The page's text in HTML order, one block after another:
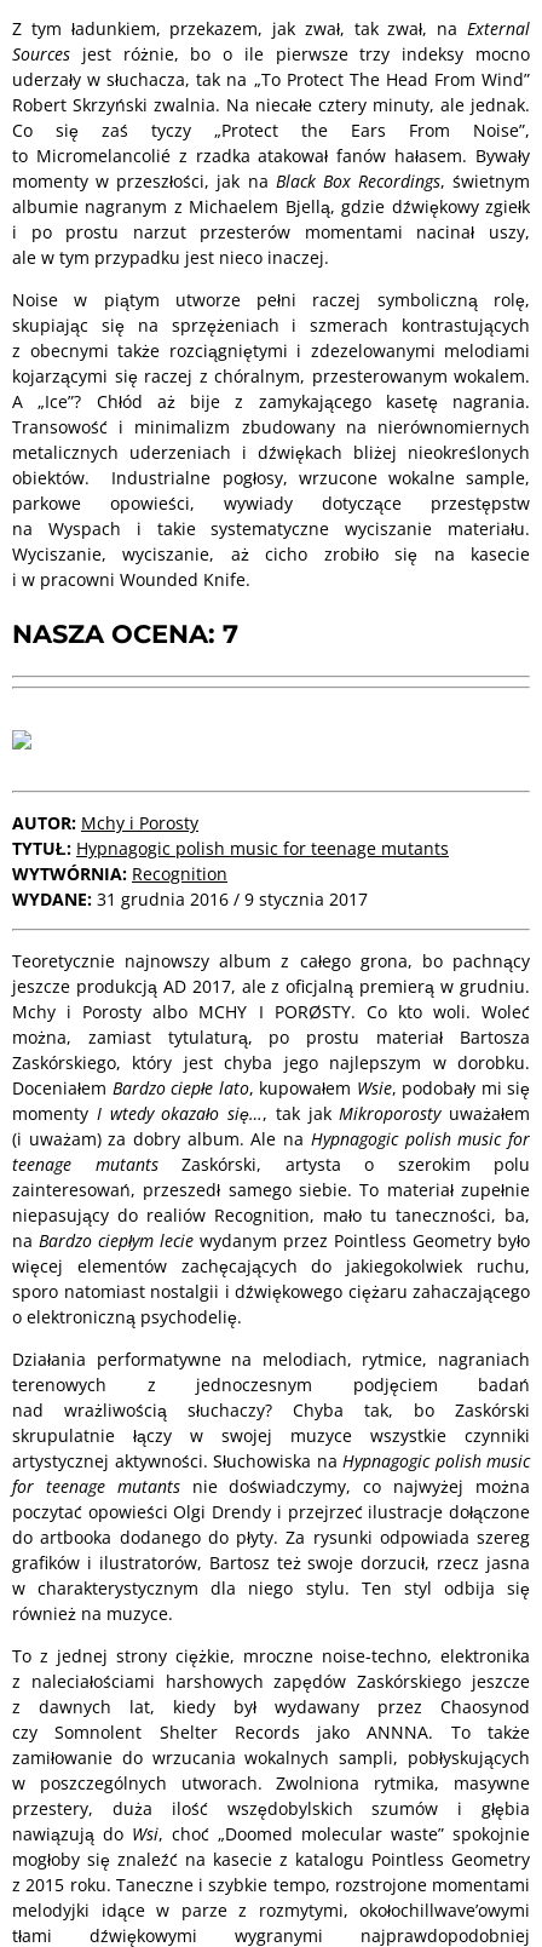
Z tym ładunkiem, przekazem, jak zwał, tak zwał, na External
Sources jest różnie, bo o ile pierwsze trzy indeksy mocno
uderzały w słuchacza, tak na „To Protect The Head From Wind”
Robert Skrzyński zwalnia. Na niecałe cztery minuty, ale jednak.
Co się zaś tyczy „Protect the Ears From Noise”,
to Micromelancolié z rzadka atakował fanów hałasem. Bywały
momenty w przeszłości, jak na Black Box Recordings, świetnym
albumie nagranym z Michaelem Bjellą, gdzie dźwiękowy zgiełk
i po prostu narzut przesterów momentami nacinał uszy,
ale w tym przypadku jest nieco inaczej.
Noise w piątym utworze pełni raczej symboliczną rolę,
skupiając się na sprzężeniach i szmerach kontrastujących
z obecnymi także rozciągniętymi i zdezelowanymi melodiami
kojarzącymi się raczej z chóralnym, przesterowanym wokalem.
A „Ice”? Chłód aż bije z zamykającego kasetę nagrania.
Transowość i minimalizm zbudowany na nierównomiernych
metalicznych uderzeniach i dźwiękach bliżej nieokreślonych
obiektów. Industrialne pogłosy, wrzucone wokalne sample,
parkowe opowieści, wywiady dotyczące przestępstw
na Wyspach i takie systematyczne wyciszanie materiału.
Wyciszanie, wyciszanie, aż cicho zrobiło się na kasecie
i w pracowni Wounded Knife.
NASZA OCENA: 7
AUTOR: Mchy i Porosty
TYTUŁ: Hypnagogic polish music for teenage mutants
WYTWÓRNIA: Recognition
WYDANE: 31 grudnia 2016 / 9 stycznia 2017
Teoretycznie najnowszy album z całego grona, bo pachnący
jeszcze produkcją AD 2017, ale z oficjalną premierą w grudniu.
Mchy i Porosty albo MCHY I PORØSTY. Co kto woli. Woleć
można, zamiast tytulaturą, po prostu materiał Bartosza
Zaskórskiego, który jest chyba jego najlepszym w dorobku.
Doceniałem Bardzo ciepłe lato, kupowałem Wsie, podobały mi się
momenty I wtedy okazało się…, tak jakMikroporostyuważałem
(i uważam) za dobry album. Ale na Hypnagogic polish music for
teenage mutants Zaskórski, artysta o szerokim polu
zainteresowań, przeszedł samego siebie. To materiał zupełnie
niepasujący do realiów Recognition, mało tu taneczności, ba,
na Bardzo ciepłym lecie wydanym przez Pointless Geometry było
więcej elementów zachęcających do jakiegokolwiek ruchu,
sporo natomiast nostalgii i dźwiękowego ciężaru zahaczającego
o elektroniczną psychodelię.
Działania performatywne na melodiach, rytmice, nagraniach
terenowych z jednoczesnym podjęciem badań
nad wrażliwością słuchaczy? Chyba tak, bo Zaskórski
skrupulatnie łączy w swojej muzyce wszystkie czynniki
artystycznej aktywności. Słuchowiska na Hypnagogic polish music
for teenage mutantsnie doświadczymy, co najwyżej można
poczytać opowieści Olgi Drendy i przejrzeć ilustracje dołączone
do artbooka dodanego do płyty. Za rysunki odpowiada szereg
grafików i ilustratorów, Bartosz też swoje dorzucił, rzecz jasna
w charakterystycznym dla niego stylu. Ten styl odbija się
również na muzyce.
To z jednej strony ciężkie, mroczne noise-techno, elektronika
z naleciałościami harshowych zapędów Zaskórskiego jeszcze
z dawnych lat, kiedy był wydawany przez Chaosynod
czy Somnolent Shelter Records jako ANNNA. To także
zamiłowanie do wrzucania wokalnych sampli, pobłyskujących
w poszczególnych utworach. Zwolniona rytmika, masywne
przestery, duża ilość wszędobylskich szumów i głębia
nawiązują do Wsi, choć „Doomed molecular waste” spokojnie
mogłoby się znaleźć na kasecie z katalogu Pointless Geometry
z 2015 roku. Taneczne i szybkie tempo, rozstrojone momentami
melodyjki idące w parze z rozmytymi, okołochillwave’owymi
tłami dźwiękowymi wygranymi najprawdopodobniej